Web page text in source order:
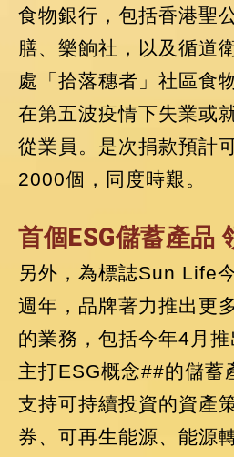
食物銀行，包括香港聖
膳、樂餉社，以及循道
處「拾落穗者」社區食
在第五波疫情下失業或
從業員。是次捐款預計
2000個，同度時艱。
首個ESG儲蓄產品
另外，為標誌Sun Life
週年，品牌著力推出更
的業務，包括今年4月
主打ESG概念##的儲蓄
支持可持續投資的資產
券、可再生能源、能源